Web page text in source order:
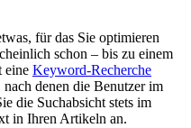
für das Sie optimieren
schon – bis zu einem
eine Keyword-Recherche
denen die Benutzer im
die Suchabsicht stets im
in Ihren Artikeln an.